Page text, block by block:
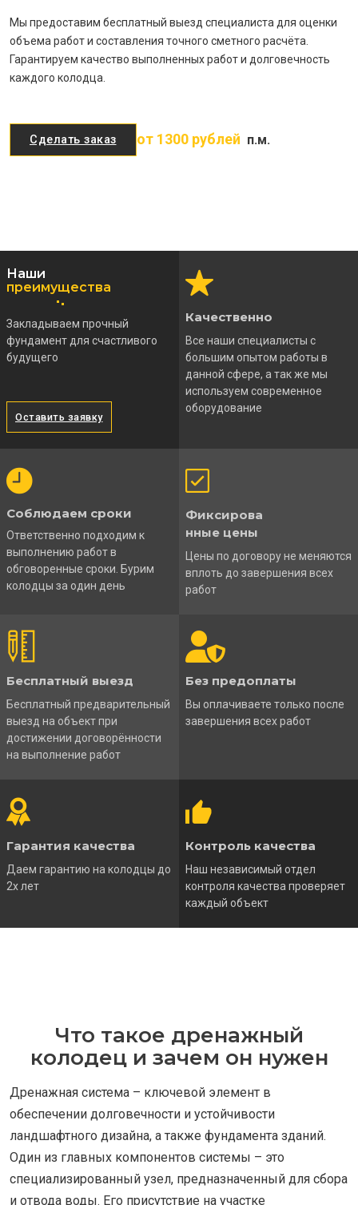
Мы предоставим бесплатный выезд специалиста для оценки
объема работ и составления точного сметного расчёта.
Гарантируем качество выполненных работ и долговечность
каждого колодца.
Сделать заказ от 1300 рублей п.м.
Наши
преимущества
Закладываем прочный
фундамент для счастливого
будущего
Оставить заявку
Качественно
Все наши специалисты с
большим опытом работы в
данной сфере, а так же мы
используем современное
оборудование
Соблюдаем сроки
Ответственно подходим к
выполнению работ в
обговоренные сроки. Бурим
колодцы за один день
Фиксирова
нные цены
Цены по договору не меняются
вплоть до завершения всех
работ
Бесплатный выезд
Бесплатный предварительный
выезд на объект при
достижении договорённости
на выполнение работ
Без предоплаты
Вы оплачиваете только после
завершения всех работ
Гарантия качества
Даем гарантию на колодцы до
2х лет
Контроль качества
Наш независимый отдел
контроля качества проверяет
каждый объект
Что такое дренажный
колодец и зачем он нужен
Дренажная система – ключевой элемент в
обеспечении долговечности и устойчивости
ландшафтного дизайна, а также фундамента зданий.
Один из главных компонентов системы – это
специализированный узел, предназначенный для сбора
и отвода воды. Его присутствие на участке